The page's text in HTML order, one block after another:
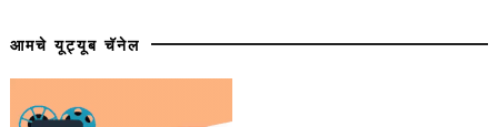
आमचे यूट्यूब चॅनेल